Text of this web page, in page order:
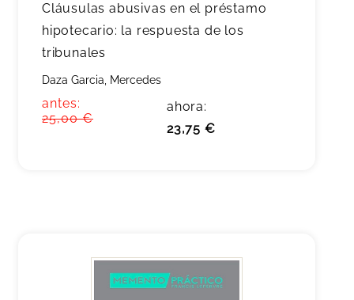
Cláusulas abusivas en el préstamo
hipotecario: la respuesta de los
tribunales
Daza Garcia, Mercedes
antes:
25,00 €
ahora:
23,75 €